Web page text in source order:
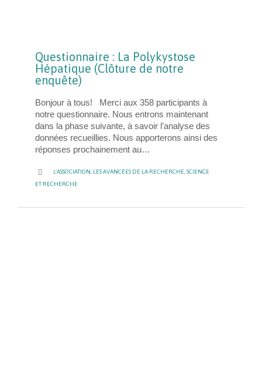
Questionnaire : La Polykystose
Hépatique (Clôture de notre
enquête)
Bonjour à tous! Merci aux 358 participants à
notre questionnaire. Nous entrons maintenant
dans la phase suivante, à savoir l’analyse des
données recueillies. Nous apporterons ainsi des
réponses prochainement au…
 CATEGORY
L'ASSOCIATION, LES AVANCÉES DE LA RECHERCHE,SCIENCE
ET RECHERCHE